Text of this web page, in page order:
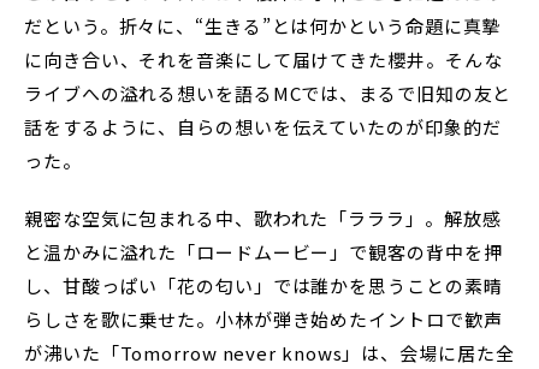
だという。折々に、“生きる”とは何かという命題に真摯
に向き合い、それを音楽にして届けてきた櫻井。そんな
ライブへの溢れる想いを語るMCでは、まるで旧知の友と
話をするように、自らの想いを伝えていたのが印象的だ
った。
親密な空気に包まれる中、歌われた「ラララ」。解放感
と温かみに溢れた「ロードムービー」で観客の背中を押
し、甘酸っぱい「花の匂い」では誰かを思うことの素晴
らしさを歌に乗せた。小林が弾き始めたイントロで歓声
が沸いた「Tomorrow never knows」は、会場に居た全